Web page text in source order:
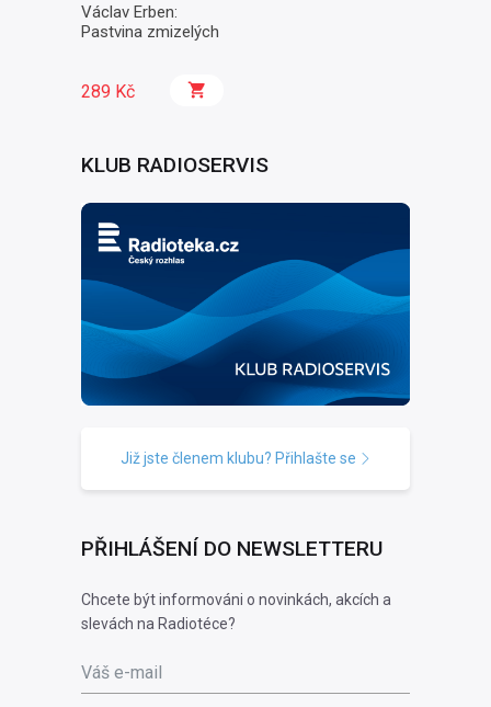
Václav Erben:
Pastvina zmizelých
289 Kč
KLUB RADIOSERVIS
Již jste členem klubu? Přihlašte se
PŘIHLÁŠENÍ DO NEWSLETTERU
Chcete být informováni o novinkách, akcích a
slevách na Radiotéce?
Váš e-mail